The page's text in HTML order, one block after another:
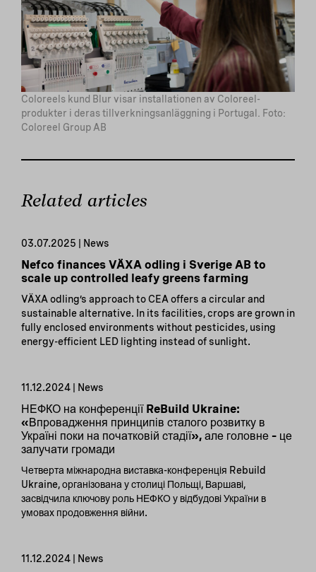
Coloreels kund Blur visar installationen av Coloreel-
produkter i deras tillverkningsanläggning i Portugal. Foto:
Coloreel Group AB
Related articles
03.07.2025 | News
Nefco finances VÄXA odling i Sverige AB to
scale up controlled leafy greens farming
VÄXA odling’s approach to CEA offers a circular and
sustainable alternative. In its facilities, crops are grown in
fully enclosed environments without pesticides, using
energy-efficient LED lighting instead of sunlight.
11.12.2024 | News
НЕФКО на конференції ReBuild Ukraine:
«Впровадження принципів сталого розвитку в
Україні поки на початковій стадії», але головне – це
залучати громади
Четверта міжнародна виставка-конференція Rebuild
Ukraine, організована у столиці Польщі, Варшаві,
засвідчила ключову роль НЕФКО у відбудові України в
умовах продовження війни.
11.12.2024 | News